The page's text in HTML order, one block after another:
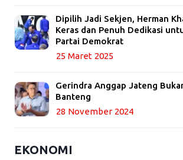
Dipilih Jadi Sekjen, Herman
Keras dan Penuh Dedikasi
Partai Demokrat
25 Maret 2025
Gerindra Anggap Jateng
Banteng
28 November 2024
EKONOMI